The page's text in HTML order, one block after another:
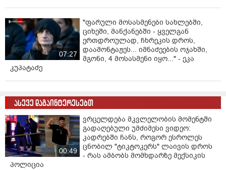
07:27
"ფარული მოსასმენები სახლებში,
ციხეში, მანქანებში - ყველგან
ერთდროულად, ჩხრეკის დროს,
დაამონტაჟეს... იმნაძეების ოჯახში,
მგონი, 4 მოსასმენი იყო..." - ეკა
კუპატაძე
ასევე დაგაინტერესებთ
00:49
ვრცელდება მკვლელობის მომენტში
გადაღებული უმძიმესი ვიდეო:
კადრებში ჩანს, როგორ ესროლეს
ცნობილ "ტიკტოკერს" ლაივის დროს
- რას ამბობს მომხდარზე მექსიკის
პოლიცია